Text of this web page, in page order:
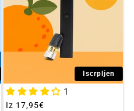
Iscrpljen
1
Redovna
Iz 17,95€